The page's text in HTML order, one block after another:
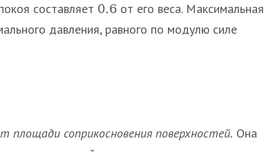
составляет 0.6 от его веса. Максимальная
давления, равного по модулю силе
площади соприкосновения поверхностей. Она